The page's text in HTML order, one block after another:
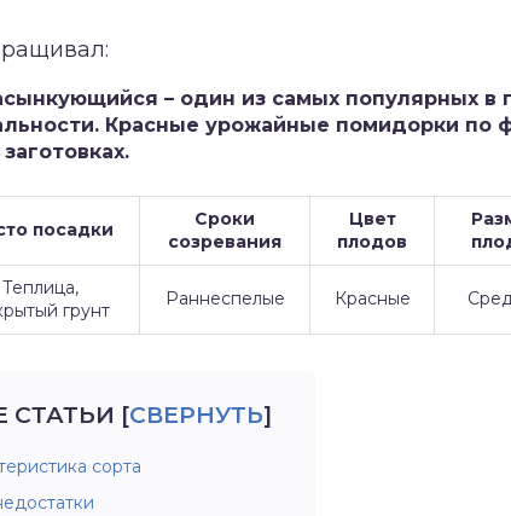
– один из самых популярных в
Красные урожайные помидорки по
посадки
Сроки
созревания
Цвет
плодов
Теплица,
грунт
Раннеспелые Красные
СТАТЬИ [СВЕРНУТЬ]
сорта